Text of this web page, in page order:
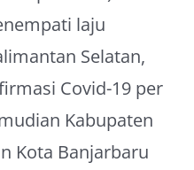
laju
Selatan,
Covid-19 per
Kabupaten
Kota Banjarbaru